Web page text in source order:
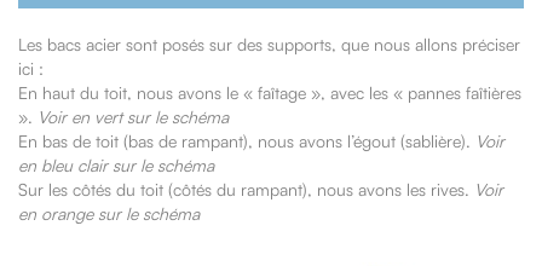
Les bacs acier sont posés sur des supports, que nous allons préciser
ici :
En haut du toit, nous avons le « faîtage », avec les « pannes faîtières
». Voir en vert sur le schéma
En bas de toit (bas de rampant), nous avons l’égout (sablière). Voir
en bleu clair sur le schéma
Sur les côtés du toit (côtés du rampant), nous avons les rives. Voir
en orange sur le schéma